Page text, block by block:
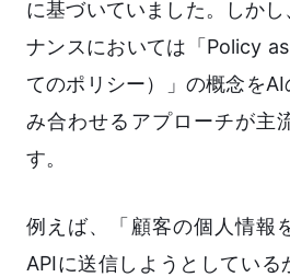
に基づいていました。しか
ナンスにおいては「Policy
てのポリシー）」の概念を
み合わせるアプローチが主
す。
例えば、「顧客の個人情報
APIに送信しようとしてい